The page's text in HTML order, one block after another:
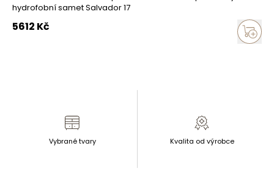
hydrofobní samet Salvador 17
5612 Kč
Vybrané tvary Kvalita od výrobce